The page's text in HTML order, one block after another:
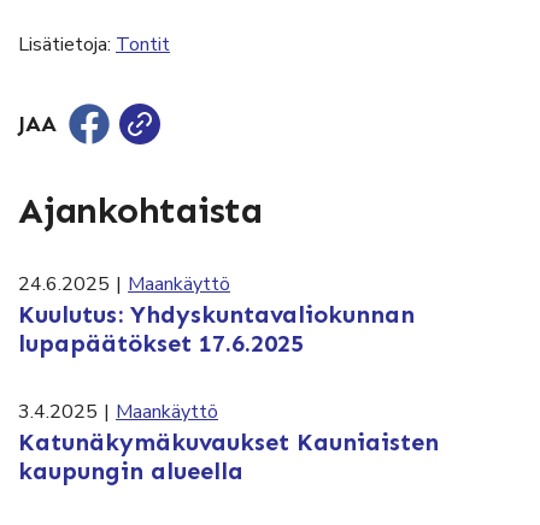
Lisätietoja: Tontit
JAA
Ajankohtaista
24.6.2025 | Maankäyttö
Kuulutus: Yhdyskuntavaliokunnan
lupapäätökset 17.6.2025
3.4.2025 | Maankäyttö
Katunäkymäkuvaukset Kauniaisten
kaupungin alueella